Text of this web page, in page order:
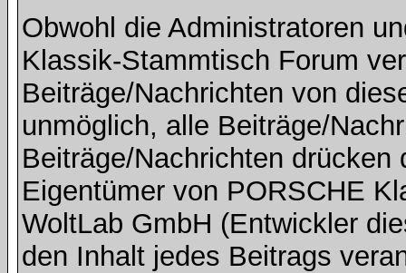
Obwohl die Administratoren
Klassik-Stammtisch Forum
Beiträge/Nachrichten von
unmöglich, alle Beiträge/
Beiträge/Nachrichten
Eigentümer von PORSCHE
WoltLab GmbH (Entwickler
den Inhalt jedes Beitrags